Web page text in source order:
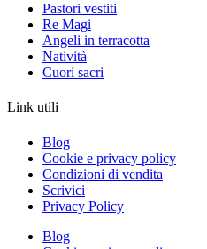
Pastori vestiti
Re Magi
Angeli in terracotta
Natività
Cuori sacri
Link utili
Blog
Cookie e privacy policy
Condizioni di vendita
Scrivici
Privacy Policy
Blog